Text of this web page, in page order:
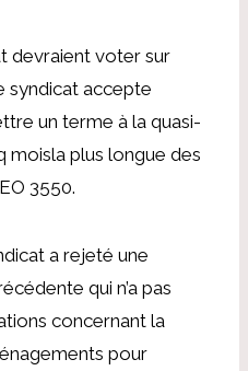
devraient voter sur
syndicat accepte
un terme à la quasi-
moisla plus longue des
3550.
a rejeté une
qui n’a pas
concernant la
pour